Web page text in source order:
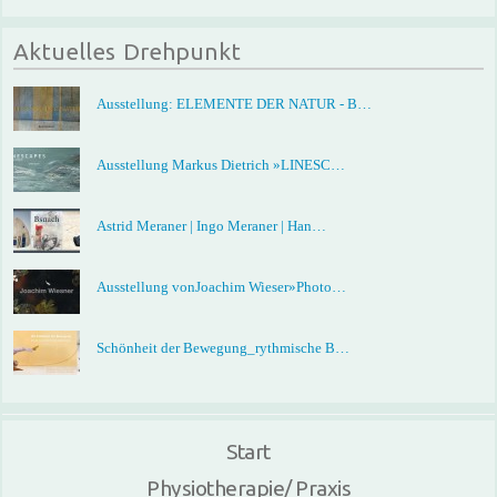
Aktuelles Drehpunkt
Ausstellung: ELEMENTE DER NATUR - B…
Ausstellung Markus Dietrich »LINESC…
Astrid Meraner | Ingo Meraner | Han…
Ausstellung vonJoachim Wieser»Photo…
Schönheit der Bewegung_rythmische B…
Start
Physiotherapie/ Praxis